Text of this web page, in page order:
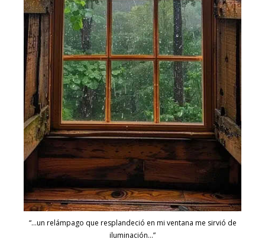
“…un relámpago que resplandeció en mi ventana me sirvió de
iluminación…”